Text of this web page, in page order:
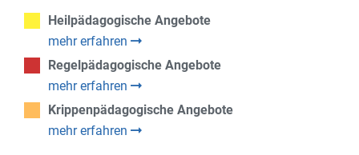
Heilpädagogische Angebote
mehr erfahren
Regelpädagogische Angebote
mehr erfahren
Krippenpädagogische Angebote
mehr erfahren